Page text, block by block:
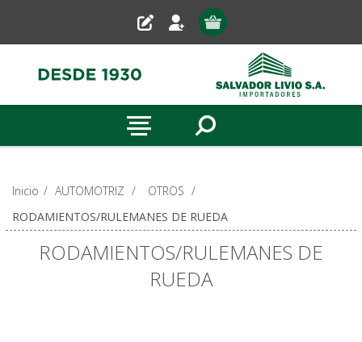
Inicio / AUTOMOTRIZ / OTROS /
RODAMIENTOS/RULEMANES DE RUEDA
RODAMIENTOS/RULEMANES DE
RUEDA